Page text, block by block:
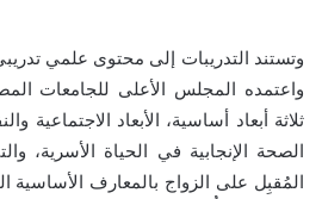
واعتمده المجلس الأعلى للجامعات
ثلاثة أبعاد أساسية، الأبعاد الاجتماعية
الصحة الإنجابية في الحياة الأسرية،
المُقبِل على الزواج بالمعارف الأساسية